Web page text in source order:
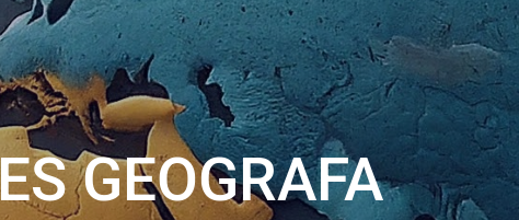
GEOGRAFA